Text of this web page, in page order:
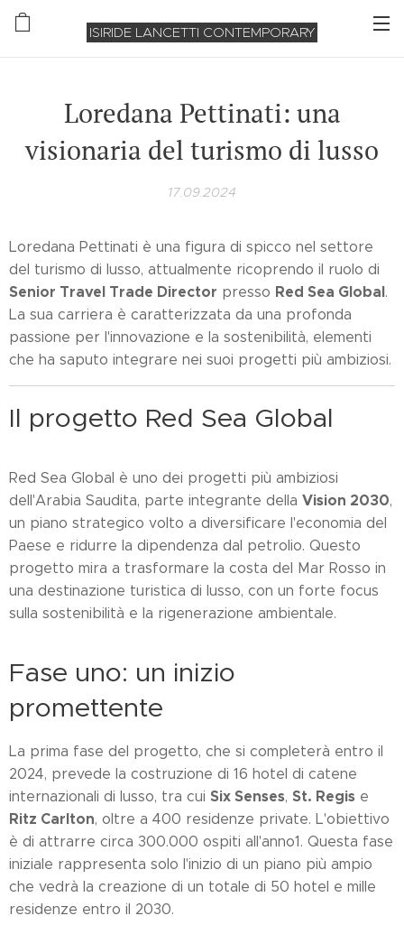
ISIRIDE LANCETTI CONTEMPORARY
Loredana Pettinati: una
visionaria del turismo di lusso
17.09.2024
Loredana Pettinati è una figura di spicco nel settore
del turismo di lusso, attualmente ricoprendo il ruolo di
Senior Travel Trade Director presso Red Sea Global.
La sua carriera è caratterizzata da una profonda
passione per l'innovazione e la sostenibilità, elementi
che ha saputo integrare nei suoi progetti più ambiziosi.
Il progetto Red Sea Global
Red Sea Global è uno dei progetti più ambiziosi
dell'Arabia Saudita, parte integrante della Vision 2030,
un piano strategico volto a diversificare l'economia del
Paese e ridurre la dipendenza dal petrolio. Questo
progetto mira a trasformare la costa del Mar Rosso in
una destinazione turistica di lusso, con un forte focus
sulla sostenibilità e la rigenerazione ambientale.
Fase uno: un inizio
promettente
La prima fase del progetto, che si completerà entro il
2024, prevede la costruzione di 16 hotel di catene
internazionali di lusso, tra cui Six Senses, St. Regis e
Ritz Carlton, oltre a 400 residenze private. L'obiettivo
è di attrarre circa 300.000 ospiti all'anno1. Questa fase
iniziale rappresenta solo l'inizio di un piano più ampio
che vedrà la creazione di un totale di 50 hotel e mille
residenze entro il 2030.